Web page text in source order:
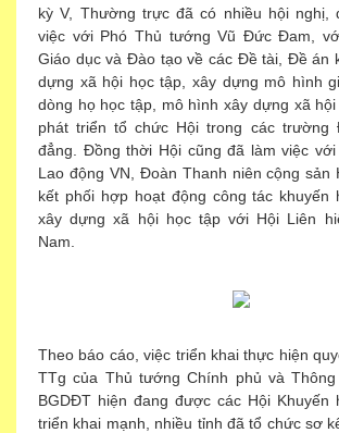
kỳ V, Thường trực đã có nhiều hội nghị,
việc với Phó Thủ tướng Vũ Đức Đam,
Giáo dục và Đào tạo về các Đề tài, Đề án
dựng xã hội học tập, xây dựng mô hình
dòng họ học tập, mô hình xây dựng xã hội
phát triển tổ chức Hội trong các trường
đẳng. Đồng thời Hội cũng đã làm việc
Lao động VN, Đoàn Thanh niên cộng sản
kết phối hợp hoạt động công tác khuyến
xây dựng xã hội học tập với Hội Liên
Nam.
Theo báo cáo, việc triển khai thực hiện
TTg của Thủ tướng Chính phủ và Thông
BGDĐT hiện đang được các Hội Khuyến
triển khai mạnh, nhiều tỉnh đã tổ chức sơ